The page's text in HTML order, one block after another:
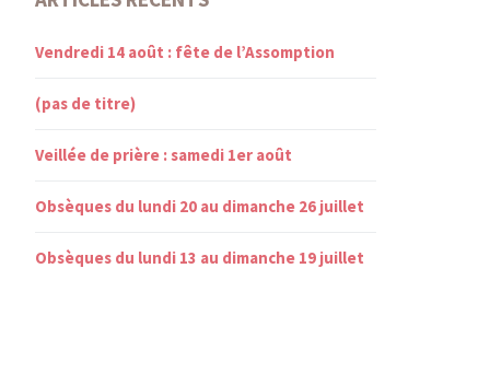
Vendredi 14 août : fête de l’Assomption
(pas de titre)
Veillée de prière : samedi 1er août
Obsèques du lundi 20 au dimanche 26 juillet
Obsèques du lundi 13 au dimanche 19 juillet